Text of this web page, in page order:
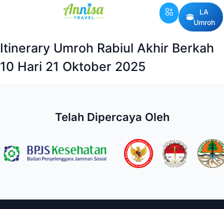
LA
Umroh
Itinerary Umroh Rabiul Akhir Berkah
10 Hari 21 Oktober 2025
Telah Dipercaya Oleh